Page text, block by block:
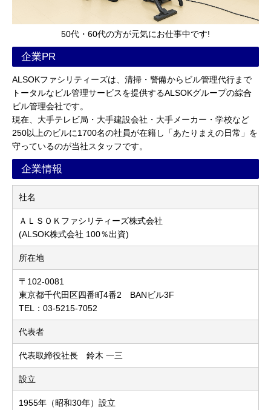
50代・60代の方が元気にお仕事中です!
企業PR
ALSOKファシリティーズは、清掃・警備からビル管理代行まで
トータルなビル管理サービスを提供するALSOKグループの綜合
ビル管理会社です。
現在、大手テレビ局・大手建設会社・大手メーカー・学校など
250以上のビルに1700名の社員が在籍し「あたりまえの日常」を
守っているのが当社スタッフです。
企業情報
社名
ＡＬＳＯＫファシリティーズ株式会社
(ALSOK株式会社 100％出資)
所在地
〒102-0081
東京都千代田区四番町4番2 BANビル3F
TEL：03-5215-7052
代表者
代表取締役社長 鈴木 一三
設立
1955年（昭和30年）設立